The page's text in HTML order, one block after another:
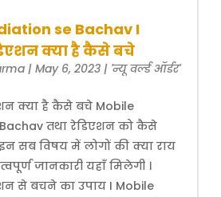
se Bachav I
क्या है कैसे बचे
|May 6, 2023 | 'न्यू वर्ल्ड ऑर्डर'
क्या है कैसे बचे Mobile
तथा रेडिएशन को कैसे
इन सब विषय में लोगों की क्या राय
जानकारी यहाँ मिलेगी ।
से बचने का उपाय I Mobile